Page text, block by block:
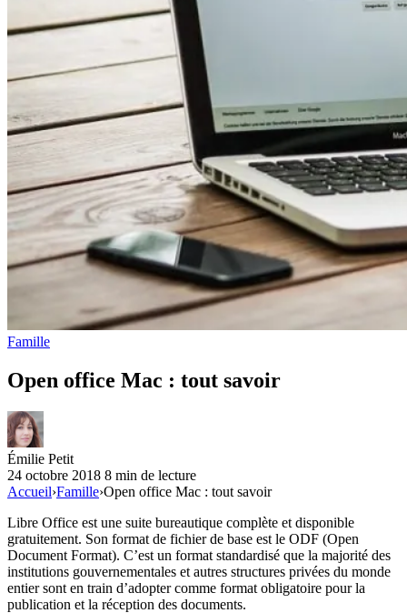
Famille
Open office Mac : tout savoir
Émilie Petit
24 octobre 2018 8 min de lecture
Accueil›Famille›Open office Mac : tout savoir
Libre Office est une suite bureautique complète et disponible
gratuitement. Son format de fichier de base est le ODF (Open
Document Format). C’est un format standardisé que la majorité des
institutions gouvernementales et autres structures privées du monde
entier sont en train d’adopter comme format obligatoire pour la
publication et la réception des documents.